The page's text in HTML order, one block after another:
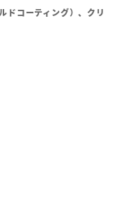
ドコーティング）、クリ